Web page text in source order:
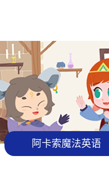
阿卡索魔法英语